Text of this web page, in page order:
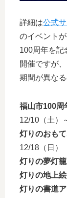
詳細は公式サ
のイベント
100周年を記
開催ですが
期間が異な
福山市100周
12/10（土）
灯りのおも
12/18（日）
灯りの夢灯籠
灯りの地上
灯りの書道ア